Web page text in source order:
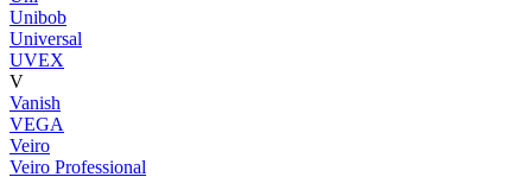
Unibob
Universal
UVEX
V
Vanish
VEGA
Veiro
Veiro Professional